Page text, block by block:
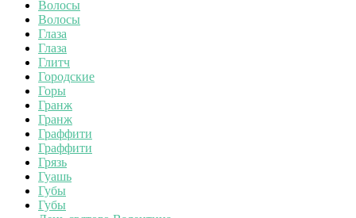
Волосы
Волосы
Глаза
Глаза
Глитч
Городские
Горы
Гранж
Гранж
Граффити
Граффити
Грязь
Гуашь
Губы
Губы